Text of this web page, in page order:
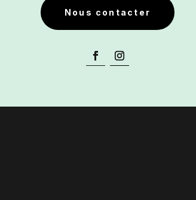
Nous contacter